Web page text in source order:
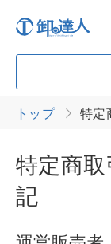
トップ 特定
特定商
記